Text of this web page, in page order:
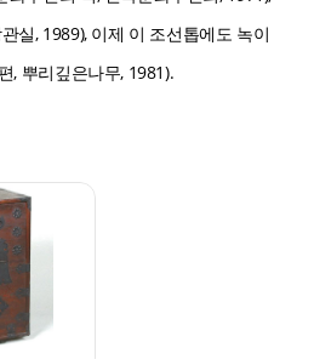
실, 1989), 이제 이 조선톱에도 녹이
, 뿌리깊은나무, 1981).